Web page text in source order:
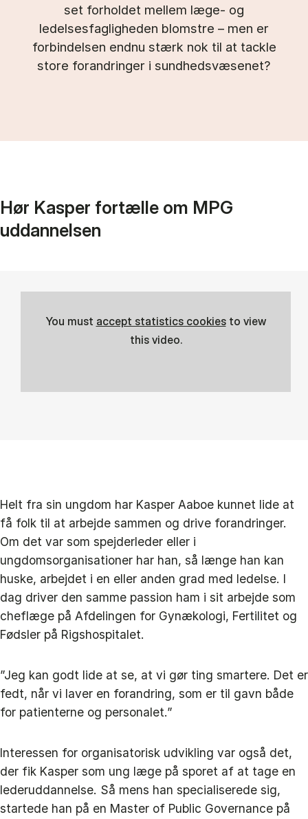
set forholdet mellem læge- og
ledelsesfagligheden blomstre – men er
forbindelsen endnu stærk nok til at tackle
store forandringer i sundhedsvæsenet?
Hør Kasper fortælle om MPG
uddannelsen
You must accept statistics cookiesto view
this video.
Helt fra sin ungdom har Kasper Aaboe kunnet lide at
få folk til at arbejde sammen og drive forandringer.
Om det var som spejderleder eller i
ungdomsorganisationer har han, så længe han kan
huske, arbejdet i en eller anden grad med ledelse. I
dag driver den samme passion ham i sit arbejde som
cheflæge på Afdelingen for Gynækologi, Fertilitet og
Fødsler på Rigshospitalet.
”Jeg kan godt lide at se, at vi gør ting smartere. Det er
fedt, når vi laver en forandring, som er til gavn både
for patienterne og personalet.”
Interessen for organisatorisk udvikling var også det,
der fik Kasper som ung læge på sporet af at tage en
lederuddannelse. Så mens han specialiserede sig,
startede han på en Master of Public Governance på